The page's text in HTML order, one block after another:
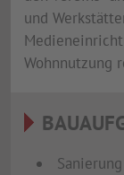
und
Wohnnutzung